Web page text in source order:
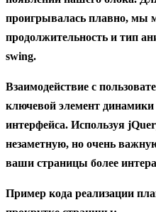
проигрывалась плавно, мы
продолжительность и тип
swing.
Взаимодействие с
ключевой элемент динамики
интерфейса. Используя
незаметную, но очень
ваши страницы более
Пример кода реализации